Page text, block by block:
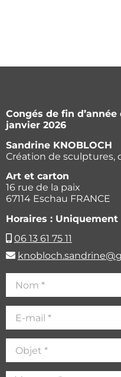
Congés de fin
janvier 2026
Sandrine KNOBLOCH
Création de sculptures,
Art et carton
16 rue de la paix
67114 Eschau FRANCE
Horaires :
06 13 61 75 11